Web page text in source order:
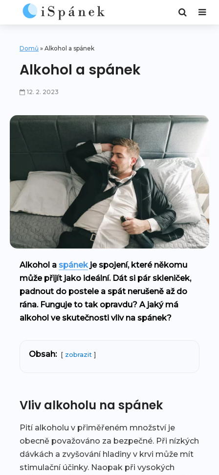
Domů » Alkohol a spánek
Alkohol a spánek
12. 2. 2023
Alkohol a spánekje spojení, které někomu
může přijít jako ideální. Dát si pár skleniček,
padnout do postele a spát nerušeně až do
rána. Funguje to tak opravdu? A jaký má
alkohol ve skutečnosti vliv na spánek?
Obsah: zobrazit
Vliv alkoholu na spánek
Pití alkoholu v přiměřeném množství je
obecně považováno za bezpečné. Při nízkých
dávkách a zvyšování hladiny v krvi může mít
stimulační účinky. Naopak při vysokých